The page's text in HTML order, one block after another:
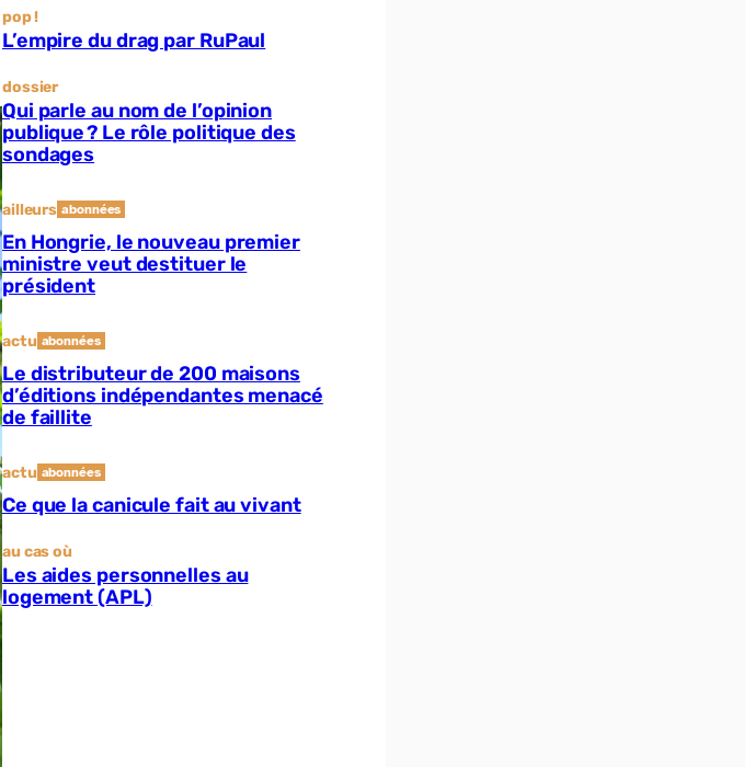
pop !
L’empire du drag par RuPaul
dossier
Qui parle au nom de l’opinion
publique ? Le rôle politique des
sondages
ailleurs abonnées
En Hongrie, le nouveau premier
ministre veut destituer le
président
actu abonnées
Le distributeur de 200 maisons
d’éditions indépendantes menacé
de faillite
actu abonnées
Ce que la canicule fait au vivant
au cas où
Les aides personnelles au
logement (APL)